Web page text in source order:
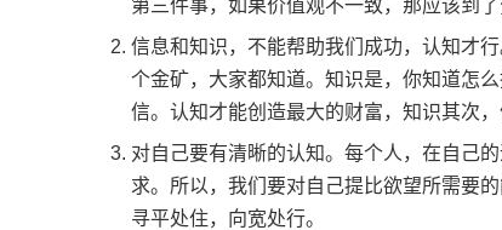
第三件事，如果价值观不一致，那应该到
信息和知识，不能帮助我们成功，认知才
个金矿，大家都知道。知识是，你知道怎
信。认知才能创造最大的财富，知识其次，
对自己要有清晰的认知。每个人，在自己
求。所以，我们要对自己提比欲望所需要
寻平处住，向宽处行。